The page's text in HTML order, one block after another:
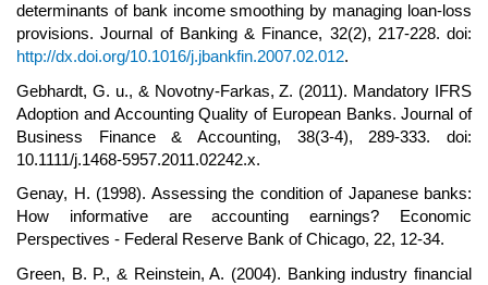
determinants of bank income smoothing by managing loan-loss
provisions. Journal of Banking & Finance, 32(2), 217-228. doi:
http://dx.doi.org/10.1016/j.jbankfin.2007.02.012.
Gebhardt, G. u., & Novotny-Farkas, Z. (2011). Mandatory IFRS
Adoption and Accounting Quality of European Banks. Journal of
Business Finance & Accounting, 38(3-4), 289-333. doi:
10.1111/j.1468-5957.2011.02242.x.
Genay, H. (1998). Assessing the condition of Japanese banks:
How informative are accounting earnings? Economic
Perspectives - Federal Reserve Bank of Chicago, 22, 12-34.
Green, B. P., & Reinstein, A. (2004). Banking industry financial